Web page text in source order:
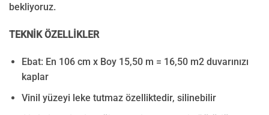
bekliyoruz.
TEKNİK ÖZELLİKLER
Ebat: En 106 cm x Boy 15,50 m = 16,50 m2 duvarınızı
kaplar
Vinil yüzeyi leke tutmaz özelliktedir, silinebilir